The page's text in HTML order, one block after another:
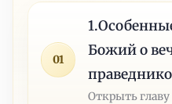
01
Божий о
Открыть главу